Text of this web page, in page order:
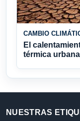
CAMBIO
El
térmica urbana
NUESTRAS